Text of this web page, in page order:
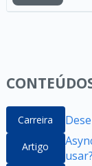
Carreira
Artigo
usar?